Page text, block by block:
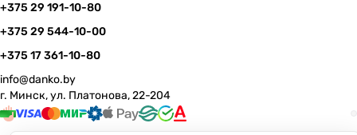
+375 29 191-10-80
+375 29 544-10-00
+375 17 361-10-80
info@danko.by
г. Минск, ул. Платонова, 22-204